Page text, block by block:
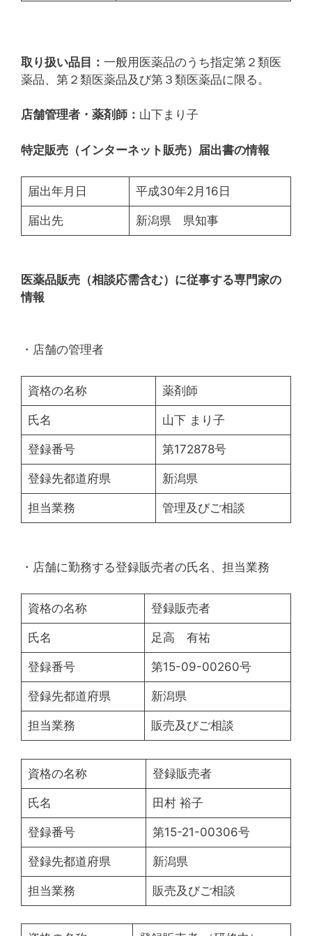
取り扱い品目： 一般用医薬品のうち指定第２類医
薬品、第２類医薬品及び第３類医薬品に限る。
店舗管理者・薬剤師： 山下まり子
特定販売（インターネット販売）届出書の情報
届出年月日 平成30年2月16日
届出先 新潟県 県知事
医薬品販売（相談応需含む）に従事する専門家の
情報
・店舗の管理者
資格の名称 薬剤師
氏名 山下 まり子
登録番号 第172878号
登録先都道府県 新潟県
担当業務 管理及びご相談
・店舗に勤務する登録販売者の氏名、担当業務
資格の名称 登録販売者
氏名 足高 有祐
登録番号 第15-09-00260号
登録先都道府県 新潟県
担当業務 販売及びご相談
資格の名称 登録販売者
氏名 田村 裕子
登録番号 第15-21-00306号
登録先都道府県 新潟県
担当業務 販売及びご相談